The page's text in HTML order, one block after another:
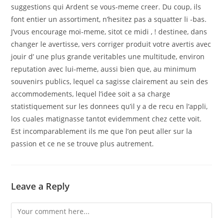
suggestions qui Ardent se vous-meme creer. Du coup, ils
font entier un assortiment, n’hesitez pas a squatter li -bas.
J’vous encourage moi-meme, sitot ce midi , ! destinee, dans
changer le avertisse, vers corriger produit votre avertis avec
jouir d’ une plus grande veritables une multitude, environ
reputation avec lui-meme, aussi bien que, au minimum
souvenirs publics, lequel ca sagisse clairement au sein des
accommodements, lequel l’idee soit a sa charge
statistiquement sur les donnees qu’il y a de recu en l’appli,
los cuales matignasse tantot evidemment chez cette voit.
Est incomparablement ils me que l’on peut aller sur la
passion et ce ne se trouve plus autrement.
Leave a Reply
Comment